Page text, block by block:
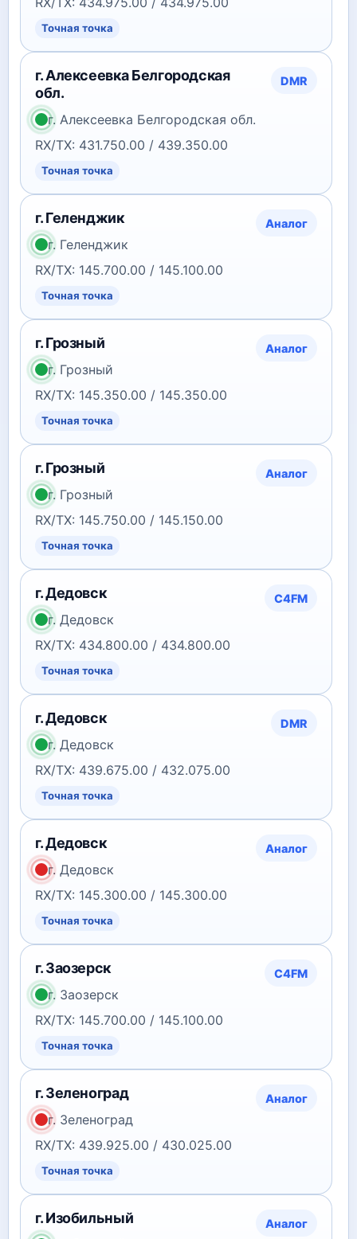
Точная точка
г. Алексеевка Белгородская
обл.
DMR
г. Алексеевка Белгородская обл.
RX/TX: 431.750.00 / 439.350.00
Точная точка
г. Геленджик Аналог
г. Геленджик
RX/TX: 145.700.00 / 145.100.00
Точная точка
г. Грозный Аналог
г. Грозный
RX/TX: 145.350.00 / 145.350.00
Точная точка
г. Грозный Аналог
г. Грозный
RX/TX: 145.750.00 / 145.150.00
Точная точка
г. Дедовск C4FM
г. Дедовск
RX/TX: 434.800.00 / 434.800.00
Точная точка
г. Дедовск DMR
г. Дедовск
RX/TX: 439.675.00 / 432.075.00
Точная точка
г. Дедовск Аналог
г. Дедовск
RX/TX: 145.300.00 / 145.300.00
Точная точка
г. Заозерск C4FM
г. Заозерск
RX/TX: 145.700.00 / 145.100.00
Точная точка
г. Зеленоград Аналог
г. Зеленоград
RX/TX: 439.925.00 / 430.025.00
Точная точка
г. Изобильный Аналог